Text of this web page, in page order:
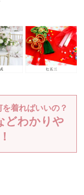
着ればいいの？
どわかりや